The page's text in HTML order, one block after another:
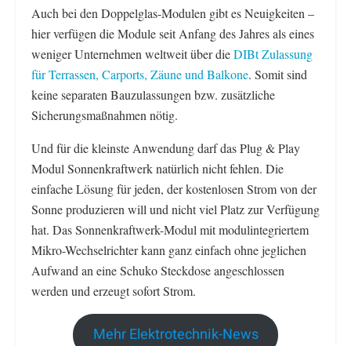
Auch bei den Doppelglas-Modulen gibt es Neuigkeiten –
hier verfügen die Module seit Anfang des Jahres als eines
weniger Unternehmen weltweit über dieDIBt Zulassung
für Terrassen, Carports, Zäune und Balkone. Somit sind
keine separaten Bauzulassungen bzw. zusätzliche
Sicherungsmaßnahmen nötig.
Und für die kleinste Anwendung darf das Plug & Play
Modul Sonnenkraftwerk natürlich nicht fehlen. Die
einfache Lösung für jeden, der kostenlosen Strom von der
Sonne produzieren will und nicht viel Platz zur Verfügung
hat. Das Sonnenkraftwerk-Modul mit modulintegriertem
Mikro-Wechselrichter kann ganz einfach ohne jeglichen
Aufwand an eine Schuko Steckdose angeschlossen
werden und erzeugt sofort Strom.
Mehr Elektrotechnik-News